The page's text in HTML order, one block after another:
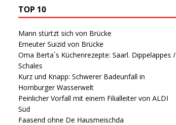
TOP 10
Mann stürtzt sich von Brücke
Erneuter Suizid von Brücke
Oma Berta`s Küchenrezepte: Saarl. Dippelappes /
Schales
Kurz und Knapp: Schwerer Badeunfall in
Homburger Wasserwelt
Peinlicher Vorfall mit einem Filialleiter von ALDI
Süd
Faasend ohne De Hausmeischda